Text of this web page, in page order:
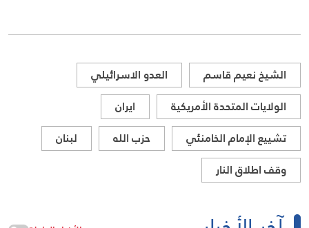
الشيخ نعيم قاسم
العدو الاسرائيلي
الولايات المتحدة الأمريكية
ايران
تشييع الإمام الخامنئي
حزب الله
لبنان
وقف اطلاق النار